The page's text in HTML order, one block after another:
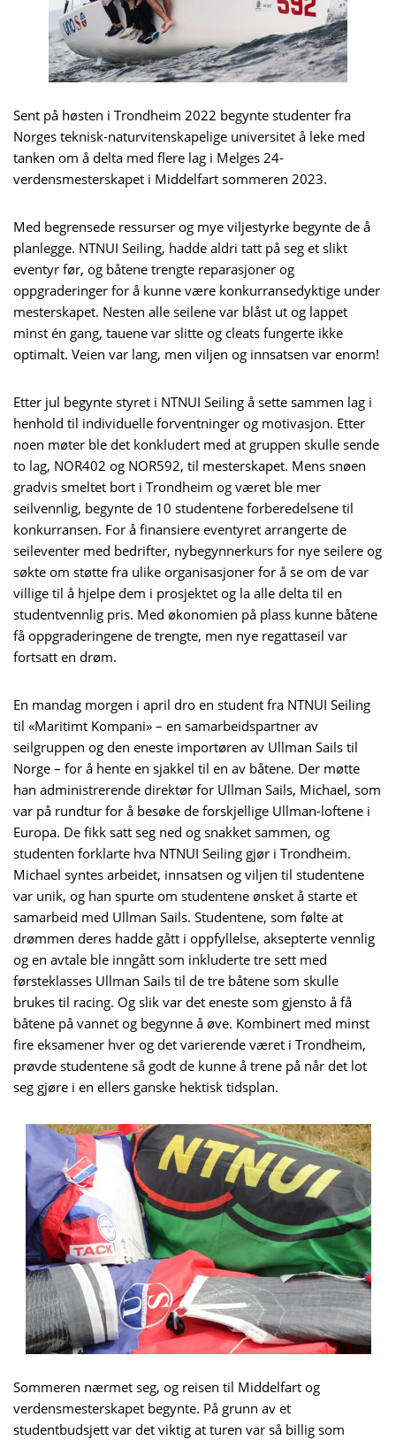
Sent på høsten i Trondheim 2022 begynte studenter fra
Norges teknisk-naturvitenskapelige universitet å leke med
tanken om å delta med flere lag i Melges 24-
verdensmesterskapet i Middelfart sommeren 2023.
Med begrensede ressurser og mye viljestyrke begynte de å
planlegge. NTNUI Seiling, hadde aldri tatt på seg et slikt
eventyr før, og båtene trengte reparasjoner og
oppgraderinger for å kunne være konkurransedyktige under
mesterskapet. Nesten alle seilene var blåst ut og lappet
minst én gang, tauene var slitte og cleats fungerte ikke
optimalt. Veien var lang, men viljen og innsatsen var enorm!
Etter jul begynte styret i NTNUI Seiling å sette sammen lag i
henhold til individuelle forventninger og motivasjon. Etter
noen møter ble det konkludert med at gruppen skulle sende
to lag, NOR402 og NOR592, til mesterskapet. Mens snøen
gradvis smeltet bort i Trondheim og været ble mer
seilvennlig, begynte de 10 studentene forberedelsene til
konkurransen. For å finansiere eventyret arrangerte de
seileventer med bedrifter, nybegynnerkurs for nye seilere og
søkte om støtte fra ulike organisasjoner for å se om de var
villige til å hjelpe dem i prosjektet og la alle delta til en
studentvennlig pris. Med økonomien på plass kunne båtene
få oppgraderingene de trengte, men nye regattaseil var
fortsatt en drøm.
En mandag morgen i april dro en student fra NTNUI Seiling
til «Maritimt Kompani» – en samarbeidspartner av
seilgruppen og den eneste importøren av Ullman Sails til
Norge – for å hente en sjakkel til en av båtene. Der møtte
han administrerende direktør for Ullman Sails, Michael, som
var på rundtur for å besøke de forskjellige Ullman-loftene i
Europa. De fikk satt seg ned og snakket sammen, og
studenten forklarte hva NTNUI Seiling gjør i Trondheim.
Michael syntes arbeidet, innsatsen og viljen til studentene
var unik, og han spurte om studentene ønsket å starte et
samarbeid med Ullman Sails. Studentene, som følte at
drømmen deres hadde gått i oppfyllelse, aksepterte vennlig
og en avtale ble inngått som inkluderte tre sett med
førsteklasses Ullman Sails til de tre båtene som skulle
brukes til racing. Og slik var det eneste som gjensto å få
båtene på vannet og begynne å øve. Kombinert med minst
fire eksamener hver og det varierende været i Trondheim,
prøvde studentene så godt de kunne å trene på når det lot
seg gjøre i en ellers ganske hektisk tidsplan.
Sommeren nærmet seg, og reisen til Middelfart og
verdensmesterskapet begynte. På grunn av et
studentbudsjett var det viktig at turen var så billig som